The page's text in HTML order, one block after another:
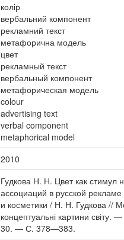
колір
вербальний компонент
рекламний текст
метафорична модель
цвет
рекламный текст
вербальный компонент
метафорическая модель
colour
advertising text
verbal component
metaphorical model
2010
Гудкова Н. Н. Цвет как стимул
ассоциаций в русской
и косметики / Н. Н. Гудкова //
концептуальні картини
30. — С. 378—383.